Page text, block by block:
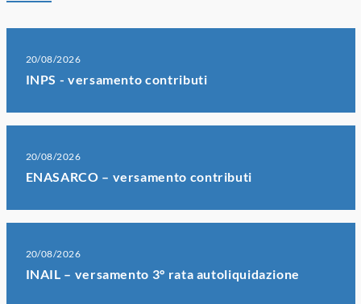
20/08/2026
INPS - versamento contributi
20/08/2026
ENASARCO – versamento contributi
20/08/2026
INAIL – versamento 3° rata autoliquidazione